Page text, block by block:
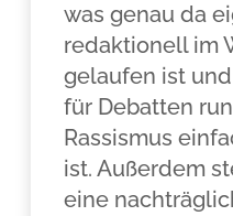
was genau da
redaktionell im
gelaufen ist
für Debatten
Rassismus
ist. Außerdem
eine